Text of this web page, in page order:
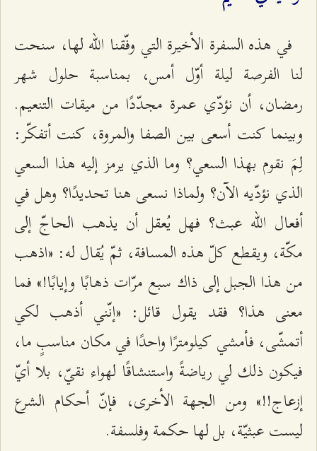
في هذه السفرة الأخيرة التي وفّقنا الله لها، سنحت
لنا الفرصة ليلة أوّل أمس، بمناسبة حلول شهر
رمضان، أن نؤدّي عمرة مجدّدًا من ميقات التنعيم.
وبينما كنت أسعى بين الصفا والمروة، كنت أتفكّر:
لِمَ نقوم بهذا السعي؟ وما الذي يرمز إليه هذا السعي
الذي نؤدّيه الآن؟ ولماذا نسعى هنا تحديدًا؟ وهل في
أفعال الله عبث؟ فهل يُعقل أن يذهب الحاجّ إلى
مكّة، ويقطع كلّ هذه المسافة، ثمّ يُقال له: «اذهب
من هذا الجبل إلى ذاك سبع مرّات ذهابًا وإيابًا!» فما
معنى هذا؟ فقد يقول قائل: «إنّني أذهب لكي
أتمشّى، فأمشي كيلومترًا واحدًا في مكان مناسبٍ ما،
فيكون ذلك لي رياضةً واستنشاقًا لهواء نقيّ، بلا أيّ
إزعاج!!» ومن الجهة الأخرى، فإنّ أحكام الشرع
ليست عبثيّة، بل لها حكمة وفلسفة.